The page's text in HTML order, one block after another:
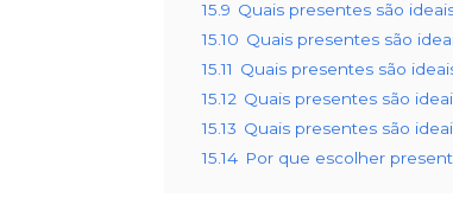
15.9 Quais presentes são
15.10 Quais presentes são
15.11 Quais presentes são
15.12 Quais presentes são
15.13 Quais presentes são
15.14 Por que escolher